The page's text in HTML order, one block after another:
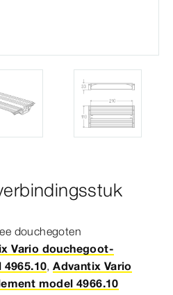
douchegoten
Vario douchegoot-
,Advantix Vario
model 4966.10